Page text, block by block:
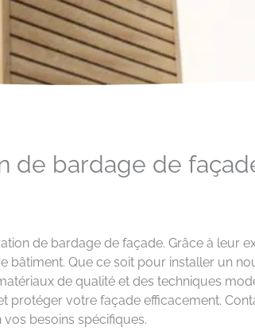
de bardage de
de bardage de façade. Grâce à leur
Que ce soit pour installer un
de qualité et des techniques
votre façade efficacement.
besoins spécifiques.